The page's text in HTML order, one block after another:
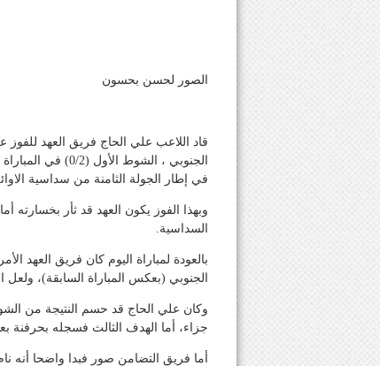
الصور لحسن بحسون
قاد اللاعب علي الحاج فريق العهد
الجنوبي ، الشوط
في إطار الجولة الثامنة من سداسية
السداسية.
بالعودة لمباراة اليوم كان فريق العهد
الجنوبي (بعكس المباراة السابقة)، ولعل
جزاء، أما الهدف الثالث فسجله بحرفنة بعد
أما فريق التضامن صور فبدا واضحا أنه